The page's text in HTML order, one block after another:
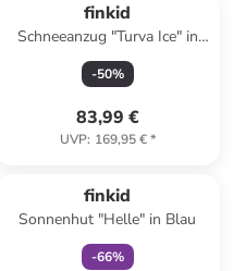
finkid
Schneeanzug "Turva Ice" in
Blau
-50%
83,99 €
UVP: 169,95 €*
finkid
Sonnenhut "Helle" in Blau
-66%